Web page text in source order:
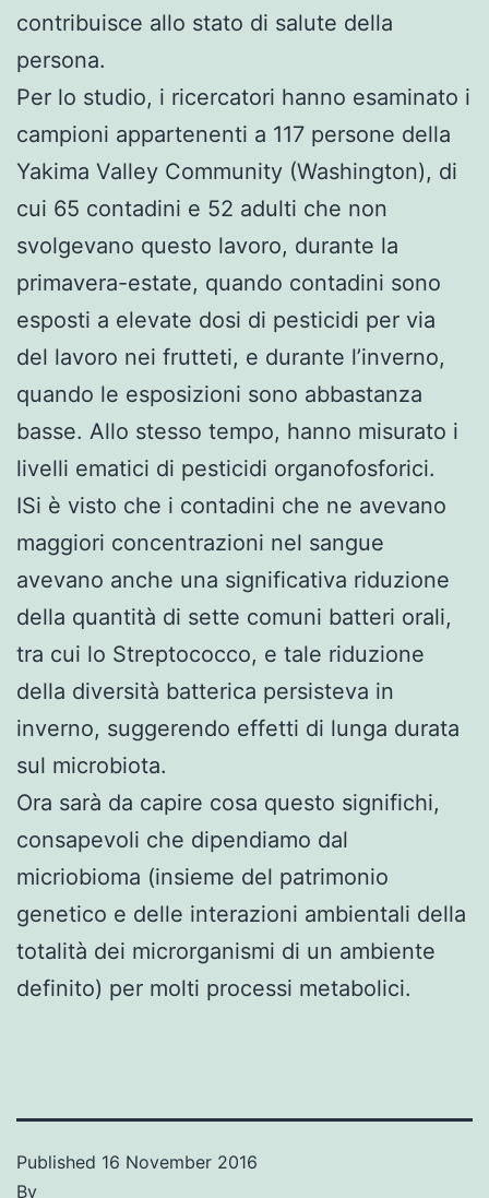
contribuisce allo stato di salute della
persona.
Per lo studio, i ricercatori hanno esaminato i
campioni appartenenti a 117 persone della
Yakima Valley Community (Washington), di
cui 65 contadini e 52 adulti che non
svolgevano questo lavoro, durante la
primavera-estate, quando contadini sono
esposti a elevate dosi di pesticidi per via
del lavoro nei frutteti, e durante l’inverno,
quando le esposizioni sono abbastanza
basse. Allo stesso tempo, hanno misurato i
livelli ematici di pesticidi organofosforici.
ISi è visto che i contadini che ne avevano
maggiori concentrazioni nel sangue
avevano anche una significativa riduzione
della quantità di sette comuni batteri orali,
tra cui lo Streptococco, e tale riduzione
della diversità batterica persisteva in
inverno, suggerendo effetti di lunga durata
sul microbiota.
Ora sarà da capire cosa questo significhi,
consapevoli che dipendiamo dal
micriobioma (insieme del patrimonio
genetico e delle interazioni ambientali della
totalità dei microrganismi di un ambiente
definito) per molti processi metabolici.
Published 16 November 2016
By